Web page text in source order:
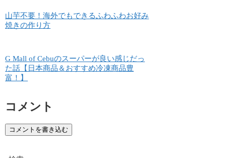
山芋不要！海外でもできるふわふわお好み
焼きの作り方
G Mall of Cebuのスーパーが良い感じだっ
た話【日本商品＆おすすめ冷凍商品豊
富！】
コメント
コメントを書き込む